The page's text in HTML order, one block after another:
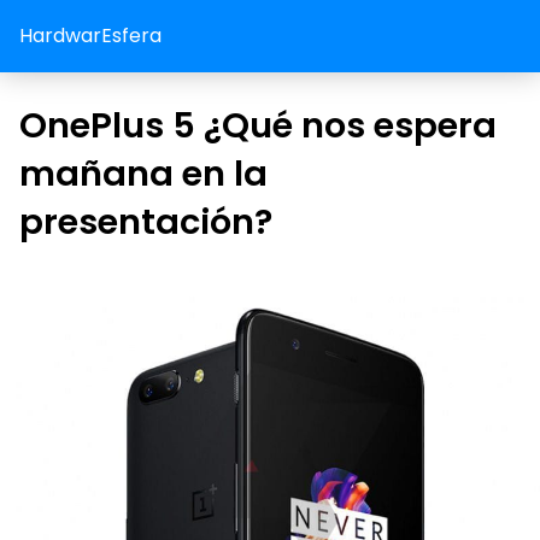
HardwarEsfera
OnePlus 5 ¿Qué nos espera
mañana en la
presentación?